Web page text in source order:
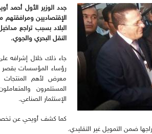
جدد الوزير الأول أحمد
الإقتصاديين
البلاد بسبب تراجع
النقل البحري والجوي.
جاء ذلك خلال إشرافه
رؤساء المؤسسات
معرض لأهم المنتجات
المستثمرون
الإستثمار الصناعي.